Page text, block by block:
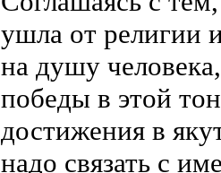
ушла от религии
на душу
победы в этой
достижения в
надо связать с